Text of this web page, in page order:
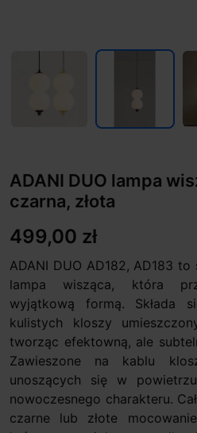
ADANI DUO lampa
czarna, złota
499,00 zł
ADANI DUO AD182, AD183
lampa wisząca, która
wyjątkową formą. Składa
kulistych kloszy
tworząc efektowną, ale
Zawieszone na kablu
unoszących się w
nowoczesnego charakteru.
czarne lub złote